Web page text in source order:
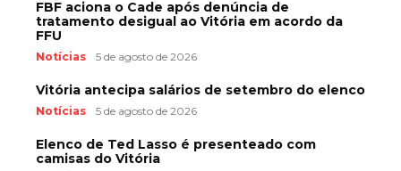
FBF aciona o Cade após denúncia de
tratamento desigual ao Vitória em acordo da
FFU
Notícias 5 de agosto de 2026
Vitória antecipa salários de setembro do elenco
Notícias 5 de agosto de 2026
Elenco de Ted Lasso é presenteado com
camisas do Vitória